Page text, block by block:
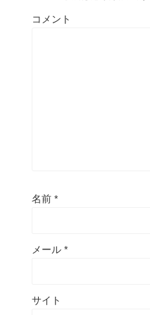
コメント
名前 *
メール *
サイト